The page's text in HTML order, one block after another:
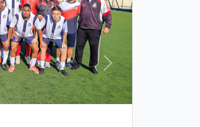
Próxima